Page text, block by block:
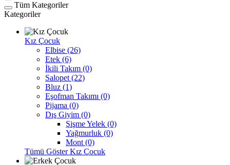
Tüm Kategoriler
Kategoriler
Kız Çocuk
Elbise (26)
Etek (6)
İkili Takım (0)
Salopet (22)
Bluz (1)
Eşofman Takımı (0)
Pijama (0)
Dış Giyim (0)
Şişme Yelek (0)
Yağmurluk (0)
Mont (0)
Tümü Göster Kız Çocuk